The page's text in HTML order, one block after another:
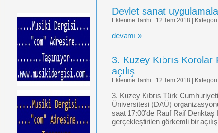
Devlet sanat
Eklenme Tarihi : 12 Tem 2018 |
devamı »
3. Kuzey Kıbrıs Korolar
açılış…
Eklenme Tarihi : 12 Tem 2018 |
3. Kuzey Kıbrıs Türk
Üniversitesi (DAÜ)
saat 17:00’de Rauf Raif Denktaş
gerçekleştirilen görkemli bir